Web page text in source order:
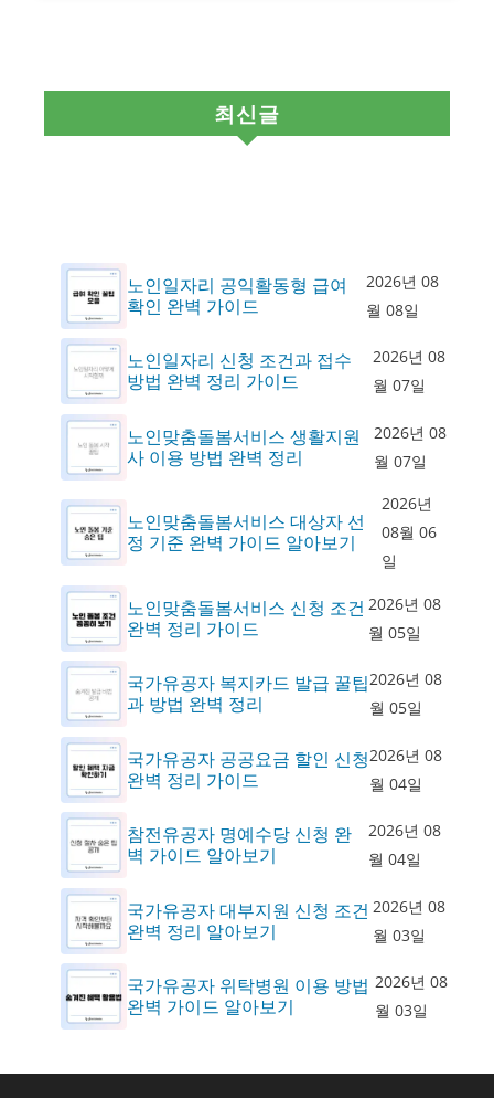
최신글
노인일자리 공익활동형 급여
확인 완벽 가이드
2026년 08
월 08일
노인일자리 신청 조건과 접수
방법 완벽 정리 가이드
2026년 08
월 07일
노인맞춤돌봄서비스 생활지원
사 이용 방법 완벽 정리
2026년 08
월 07일
노인맞춤돌봄서비스 대상자 선
정 기준 완벽 가이드 알아보기
2026년
08월 06
일
노인맞춤돌봄서비스 신청 조건
완벽 정리 가이드
2026년 08
월 05일
국가유공자 복지카드 발급 꿀팁
과 방법 완벽 정리
2026년 08
월 05일
국가유공자 공공요금 할인 신청
완벽 정리 가이드
2026년 08
월 04일
참전유공자 명예수당 신청 완
벽 가이드 알아보기
2026년 08
월 04일
국가유공자 대부지원 신청 조건
완벽 정리 알아보기
2026년 08
월 03일
국가유공자 위탁병원 이용 방법
완벽 가이드 알아보기
2026년 08
월 03일